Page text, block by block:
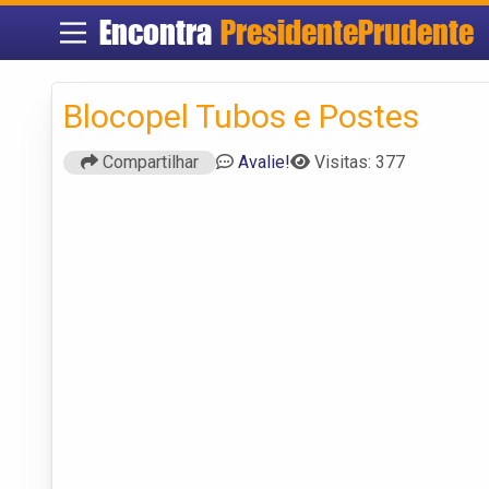
Encontra PresidentePrudente
Blocopel Tubos e Postes
Compartilhar Avalie! Visitas: 377